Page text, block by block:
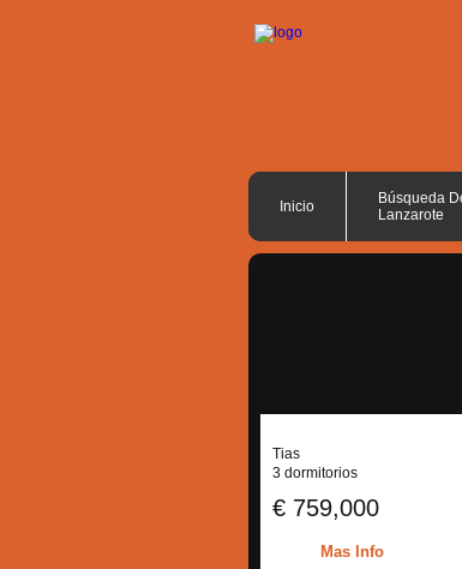
Inicio
Búsqueda
Lanzarote
Tias
3 dormitorios
€ 759,000
Mas Info